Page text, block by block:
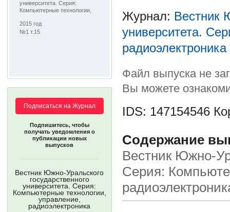
университета. Серия:
Компьютерные технологии,
2015 год
№1 т.15
Подписаться на Журнал
Подпишитесь, чтобы
получать уведомления о
публикации новых
выпусков
Вестник Южно-Уральского
государственного
университета. Серия:
Компьютерные технологии,
управление,
радиоэлектроника
Журнал: Вестник
университета.
радиоэлектроника
Файл выпуска не
Вы можете
IDS: 147154546
Содержание
Вестник Южно-
Серия: